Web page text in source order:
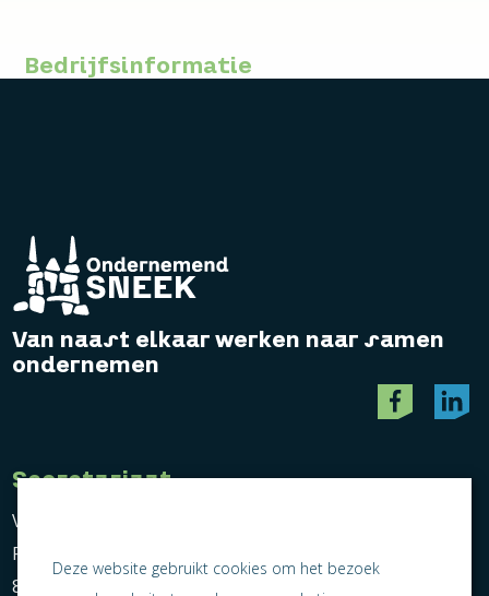
Bedrijfsinformatie
Van naast elkaar werken naar samen
ondernemen
Secretariaat
Vereniging Ondernemend Sneek
Postbus 464
8600 AL Sneek
Deze website gebruikt cookies om het bezoek